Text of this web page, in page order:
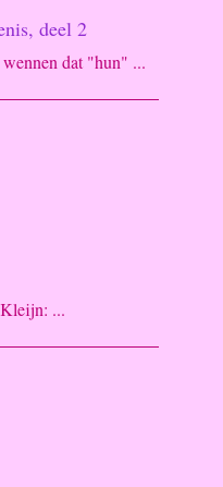
deel 2
wennen dat "hun" ...
...